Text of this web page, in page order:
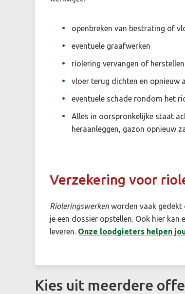
openbreken van bestrating of
eventuele graafwerken
riolering vervangen of herstellen
vloer terug dichten en opnieuw
eventuele schade rondom het
Alles in oorspronkelijke staat
heraanleggen, gazon opnieuw
Verzekering voor
Rioleringswerken worden vaak gedekt
je een dossier opstellen. Ook hier
leveren. Onze loodgieters helpen
Kies uit meerdere